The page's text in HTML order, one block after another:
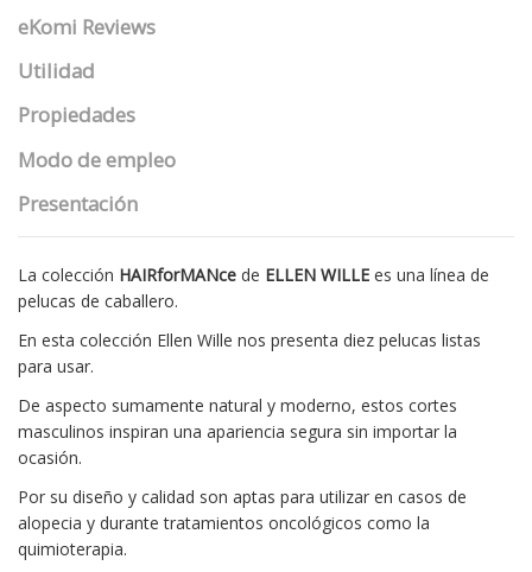
eKomi Reviews
Utilidad
Propiedades
Modo de empleo
Presentación
La colección HAIRforMANce de ELLEN WILLE es una línea de
pelucas de caballero.
En esta colección Ellen Wille nos presenta diez pelucas listas
para usar.
De aspecto sumamente natural y moderno, estos cortes
masculinos inspiran una apariencia segura sin importar la
ocasión.
Por su diseño y calidad son aptas para utilizar en casos de
alopecia y durante tratamientos oncológicos como la
quimioterapia.